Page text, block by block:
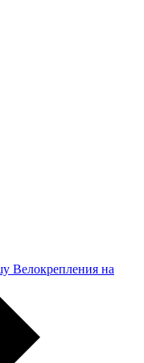
Велокрепления на